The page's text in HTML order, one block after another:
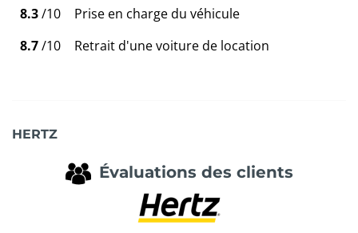
8.3/10
Prise en charge du véhicule
8.7/10 Retrait d'une voiture de location
HERTZ
Évaluations des clients